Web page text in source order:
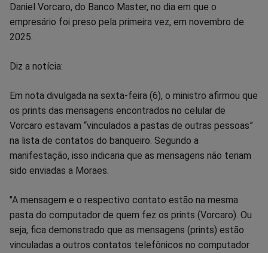
Daniel Vorcaro, do Banco Master, no dia em que o
empresário foi preso pela primeira vez, em novembro de
2025.
Diz a notícia:
Em nota divulgada na sexta-feira (6), o ministro afirmou que
os prints das mensagens encontrados no celular de
Vorcaro estavam “vinculados a pastas de outras pessoas”
na lista de contatos do banqueiro. Segundo a
manifestação, isso indicaria que as mensagens não teriam
sido enviadas a Moraes.
"A mensagem e o respectivo contato estão na mesma
pasta do computador de quem fez os prints (Vorcaro). Ou
seja, fica demonstrado que as mensagens (prints) estão
vinculadas a outros contatos telefônicos no computador